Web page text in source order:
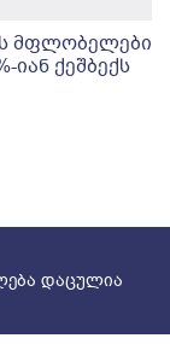
მფლობელები
იან ქეშბექს
დაცულია